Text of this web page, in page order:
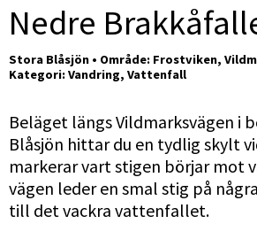
Nedre
Stora Blåsjön • Område: Frostviken,
Kategori: Vandring, Vattenfall
Beläget längs Vildmarksvägen i
Blåsjön hittar du en tydlig skylt
markerar vart stigen börjar mot
vägen leder en smal stig på
till det vackra vattenfallet.